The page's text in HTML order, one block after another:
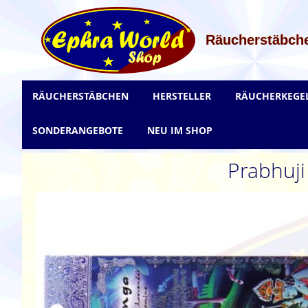
Inhalt
springen
springen
RÄUCHERSTÄBCHEN HERSTELLER
SONDERANGEBOTE NEU IM SHOP